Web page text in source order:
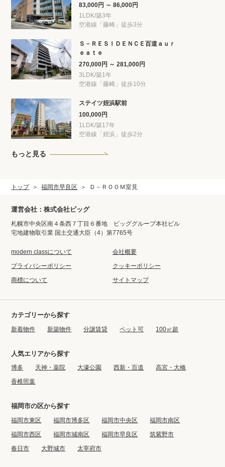
83,000円 ～ 86,000円
1LDK/築3年
空港線「藤崎」徒歩3分
Ｓ－ＲＥＳＩＤＥＮＣＥ百道ａｕｒ
ｅａｔｅ
270,000円 ～ 281,000円
3LDK/築1年
空港線「藤崎」徒歩10分
ステイツ姪浜駅前
100,000円
1LDK/築17年
空港線「姪浜」徒歩2分
もっと見る
トップ 福岡市早良区 Ｄ－ＲＯＯＭ室見
運営会社：株式会社ビッグ
札幌市中央区南４条西７丁目６番地 ビッググループ本社ビル
宅地建物取引業 国土交通大臣（4）第7765号
modern classについて
会社概要
プライバシーポリシー
クッキーポリシー
商標について
サイトマップ
カテゴリーから探す
新着物件 新築物件 分譲賃貸 ペット可 100㎡超
人気エリアから探す
博多 天神・薬院 大濠公園 西新・百道
高宮・大橋
香椎照葉
福岡市の区から探す
福岡市東区 福岡市博多区 福岡市中央区
福岡市南区
福岡市西区
福岡市城南区 福岡市早良区
筑紫野市
春日市
大野城市 太宰府市